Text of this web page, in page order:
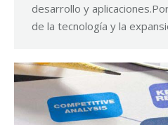
desarrollo y
de la tecnología y la